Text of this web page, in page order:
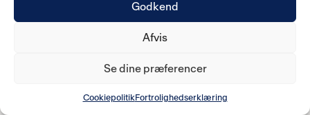
Godkend
Afvis
Se dine præferencer
CookiepolitikFortrolighedserklæring